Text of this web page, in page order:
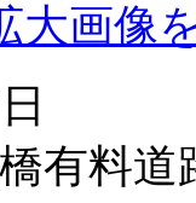
有料道